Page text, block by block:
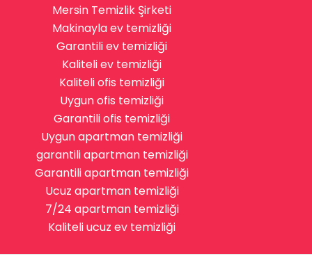
Mersin Temizlik Şirketi
Makinayla ev temizliği
Garantili ev temizliği
Kaliteli ev temizliği
Kaliteli ofis temizliği
Uygun ofis temizliği
Garantili ofis temizliği
Uygun apartman temizliği
garantili apartman temizliği
Garantili apartman temizliği
Ucuz apartman temizliği
7/24 apartman temizliği
Kaliteli ucuz ev temizliği